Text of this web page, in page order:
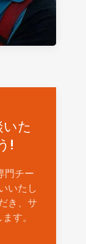
た
!
門チー
いたし
き、サ
す。